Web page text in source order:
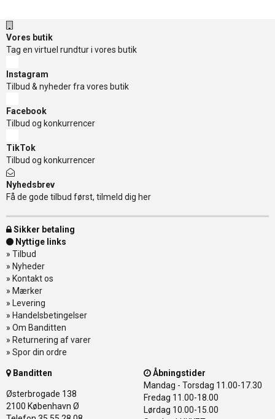
Vores butik
Tag en virtuel rundtur i vores butik
Instagram
Tilbud & nyheder fra vores butik
Facebook
Tilbud og konkurrencer
TikTok
Tilbud og konkurrencer
Nyhedsbrev
Få de gode tilbud først, tilmeld dig her
Sikker betaling
Nyttige links
» Tilbud
» Nyheder
» Kontakt os
» Mærker
» Levering
» Handelsbetingelser
» Om Banditten
» Returnering af varer
» Spor din ordre
Banditten
Østerbrogade 138
2100 København Ø
Åbningstider
Mandag - Torsdag 11.00-17.30
Fredag 11.00-18.00
Lørdag 10.00-15.00